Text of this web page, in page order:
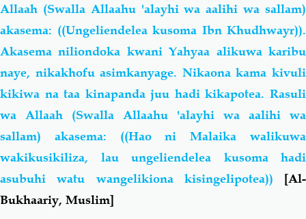
Allaah (Swalla Allaahu 'alayhi wa aalihi wa sallam)
akasema: ((Ungeliendelea kusoma Ibn Khudhwayr)).
Akasema niliondoka kwani Yahyaa alikuwa karibu
naye, nikakhofu asimkanyage. Nikaona kama kivuli
kikiwa na taa kinapanda juu hadi kikapotea. Rasuli
wa Allaah (Swalla Allaahu 'alayhi wa aalihi wa
sallam) akasema: ((Hao ni Malaika walikuwa
wakikusikiliza, lau ungeliendelea kusoma hadi
asubuhi watu wangelikiona kisingelipotea))
[Al-
Bukhaariy, Muslim]